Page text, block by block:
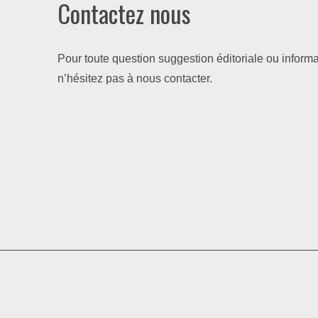
Contactez nous
Pour toute question suggestion éditoriale ou
n’hésitez pas à nous contacter.